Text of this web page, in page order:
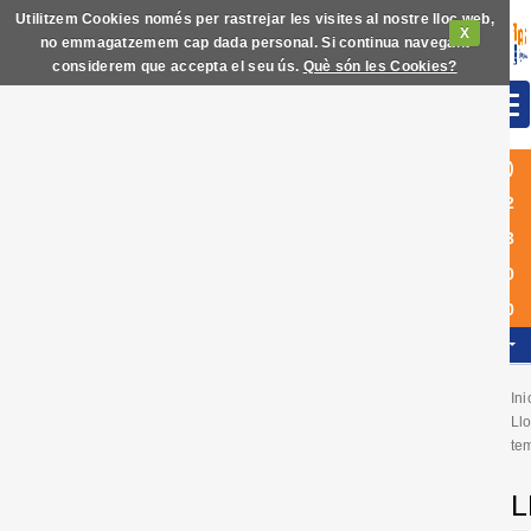
Utilitzem Cookies només per rastrejar les visites al nostre lloc web,
no emmagatzemem cap dada personal. Si continua navegant
considerem que accepta el seu ús.
X
Què són les Cookies?
(+34)
972
63
60
40